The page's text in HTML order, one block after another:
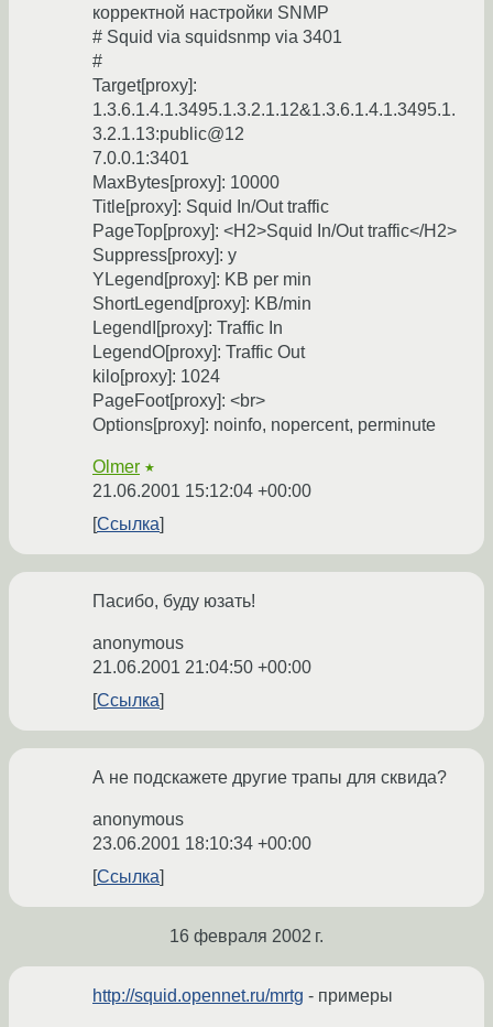
корректной настройки SNMP
# Squid via squidsnmp via 3401
#
Target[proxy]:
1.3.6.1.4.1.3495.1.3.2.1.12&1.3.6.1.4.1.3495.1.
3.2.1.13:public@12
7.0.0.1:3401
MaxBytes[proxy]: 10000
Title[proxy]: Squid In/Out traffic
PageTop[proxy]: <H2>Squid In/Out traffic</H2>
Suppress[proxy]: y
YLegend[proxy]: KB per min
ShortLegend[proxy]: KB/min
LegendI[proxy]: Traffic In
LegendO[proxy]: Traffic Out
kilo[proxy]: 1024
PageFoot[proxy]: <br>
Options[proxy]: noinfo, nopercent, perminute
Olmer ★
21.06.2001 15:12:04 +00:00
Ссылка
Пасибо, буду юзать!
anonymous
21.06.2001 21:04:50 +00:00
Ссылка
А не подскажете другие трапы для сквида?
anonymous
23.06.2001 18:10:34 +00:00
Ссылка
16 февраля 2002 г.
http://squid.opennet.ru/mrtg - примеры